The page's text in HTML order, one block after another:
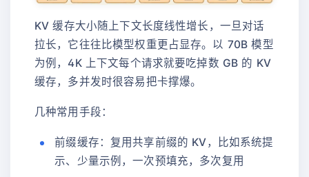
KV 缓存大小随上下文长度线性增长，一旦对话
拉长，它往往比模型权重更占显存。以 70B 模型
为例，4K 上下文每个请求就要吃掉数 GB 的 KV
缓存，多并发时很容易把卡撑爆。
几种常用手段：
前缀缓存：复用共享前缀的 KV，比如系统提
示、少量示例，一次预填充，多次复用